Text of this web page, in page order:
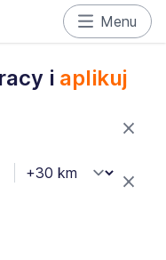
Menu
i aplikuj